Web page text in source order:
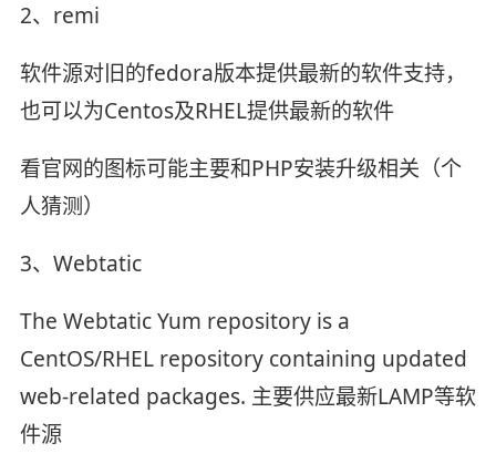
2、remi
软件源对旧的fedora版本提供最新的软件支持，
也可以为Centos及RHEL提供最新的软件
看官网的图标可能主要和PHP安装升级相关（个
人猜测）
3、Webtatic
The Webtatic Yum repository is a
CentOS/RHEL repository containing updated
web-related packages. 主要供应最新LAMP等软
件源